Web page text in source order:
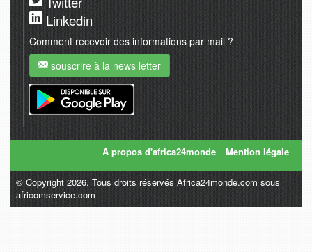
Linkedin
Comment recevoir des informations par mail ?
souscrire à la news letter
A propos d'africa24monde Mention légale
© Copyright 2026. Tous droits réservés Africa24monde.com sous
africomservice.com